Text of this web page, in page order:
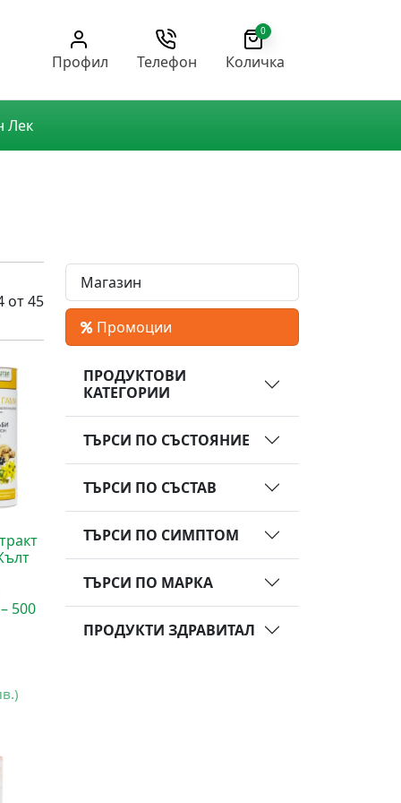
Профил Телефон
0
Количка
Лек
от 45
500
Магазин
Промоции
ПРОДУКТОВИ
КАТЕГОРИИ
ТЪРСИ ПО СЪСТОЯНИЕ
ТЪРСИ ПО СЪСТАВ
ТЪРСИ ПО СИМПТОМ
ТЪРСИ ПО МАРКА
ПРОДУКТИ ЗДРАВИТАЛ